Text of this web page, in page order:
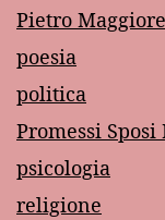
Pietro Maggiore
poesia
politica
Promessi
psicologia
religione